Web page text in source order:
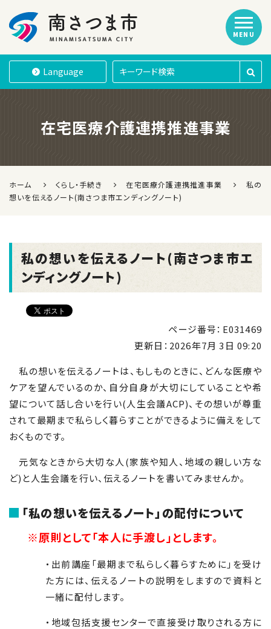
南さつま市
Language
MENU
在宅医療介護連携推進事業
ホーム くらし・手続き 在宅医療介護連携推進事業
私の
想いを伝えるノート(南さつま市エンディングノート)
私の想いを伝えるノート(南さつま市エ
ンディングノート)
ページ番号：E031469
更新日： 2026年7月 3日 09:20
私の想いを伝えるノートは、もしものときに、どんな医療や
ケアを望んでいるのか、自分自身が大切にしていることや希
望について話し合いを行い(人生会議ACP)、その想いが尊重
されて最期まで私らしく暮らすことができるように備えをして
おくものです。
元気なときから大切な人(家族や知人、地域の親しい方な
ど)と人生会議を行い、伝えるノートを書いてみませんか。
「私の想いを伝えるノート」の配付について
※原則として「本人に手渡し」とします。
・出前講座「最期まで私らしく暮らすために」を受け
た方には、伝えるノートの説明をしますので資料と
一緒に配付します。
・地域包括支援センターで直接受け取りされる方に